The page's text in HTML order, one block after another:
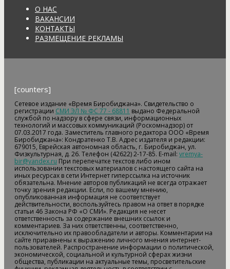
О НАС
ВАКАНСИИ
КОНТАКТЫ
РАЗМЕЩЕНИЕ РЕКЛАМЫ
[counters]
Сетевое издание «Время Биробиджана». Свидетельство о
регистрации СМИ ЭЛ № ФС 77 - 68811 выдано Федеральной
службой по надзору в сфере связи, информационных
технологий и массовых коммуникаций (Роскомнадзор) от
07.03.2017 года. Заместитель главного редактора ООО «Время
Биробиджана»: Кондратенко Т.В. Адрес издателя и редакции:
679015, Еврейская автономная область, г. Биробиджан, ул.
Физкультурная, д. 26. Телефон (42622) 2-17-85. E-mail: vremya-
bir@yandex.ru При перепечатке текстов либо ином
использовании текстовых материалов с настоящего сайта на
иных ресурсах в сети Интернет гиперссылка на источник
обязательна. Мнение авторов публикаций не всегда отражает
точку зрения редакции. Если, по вашему мнению,
опубликованная информация не соответствует
действительности, воспользуйтесь правом на ответ в порядке
статьи 46 Закона РФ «О СМИ». Редакция не несет
ответственность за содержание внешних ссылок и
комментариев. За них ответственны, соответственно,
исключительно их правообладатели и авторы. Комментарии на
сайте приравнены к выражению личного мнения интернет-
пользователей. Распространение информации о политической,
экономической, социальной и культурной сферах жизни
общества, публикации на актуальные темы, просветительские